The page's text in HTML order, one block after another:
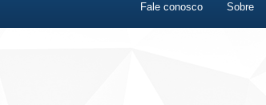
Fale conosco Sobre